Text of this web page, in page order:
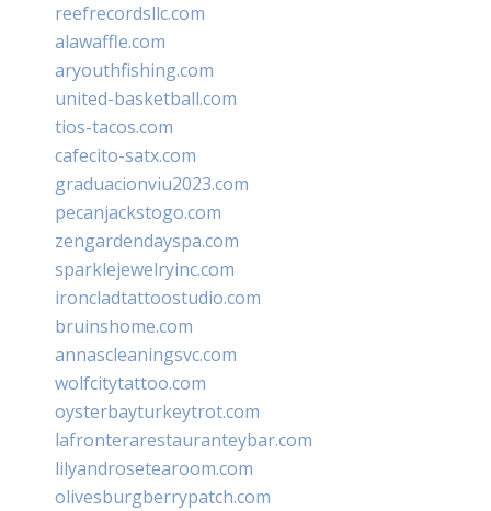
reefrecordsllc.com
alawaffle.com
aryouthfishing.com
united-basketball.com
tios-tacos.com
cafecito-satx.com
graduacionviu2023.com
pecanjackstogo.com
zengardendayspa.com
sparklejewelryinc.com
ironcladtattoostudio.com
bruinshome.com
annascleaningsvc.com
wolfcitytattoo.com
oysterbayturkeytrot.com
lafronterarestauranteybar.com
lilyandrosetearoom.com
olivesburgberrypatch.com